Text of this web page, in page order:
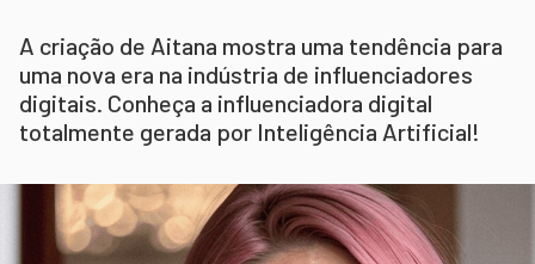
A criação de Aitana mostra uma tendência para
uma nova era na indústria de influenciadores
digitais. Conheça a influenciadora digital
totalmente gerada por Inteligência Artificial!